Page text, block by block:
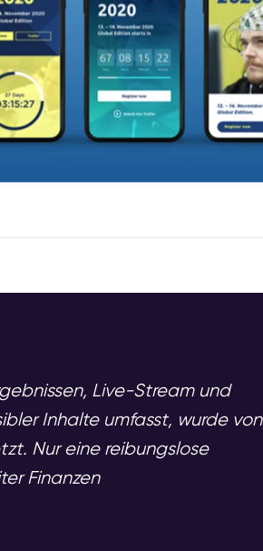
Live-Stream und
Inhalte umfasst, wurde von
Nur eine reibungslose
Finanzen